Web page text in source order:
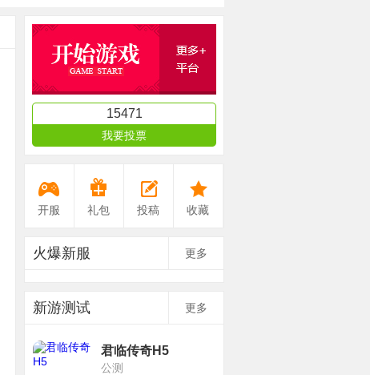
15471
我要投票
开服 礼包 投稿 收藏
火爆新服 更多
新游测试 更多
君临传奇H5
公测